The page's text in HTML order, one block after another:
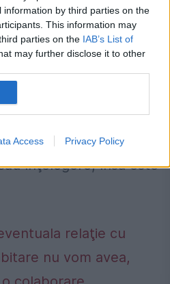
by third parties on the
This information may
parties on the IAB’s List of
may further disclose it to other
Access Privacy Policy
fel de coabitare,
a declarat,
cu premierul
cu acesta niciun fel
înţelegere, însă este